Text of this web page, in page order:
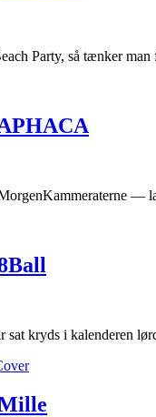
Party, så tænker
—
sat kryds i kalenderen